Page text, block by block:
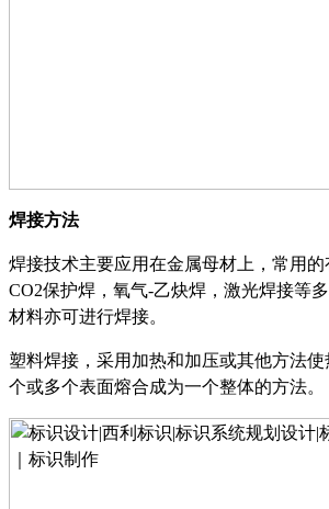
焊接方法
焊接技术主要应用在金属母材上，常用的
CO2保护焊，氧气-乙炔焊，激光焊接等
材料亦可进行焊接。
塑料焊接，采用加热和加压或其他方法
个或多个表面熔合成为一个整体的方法。